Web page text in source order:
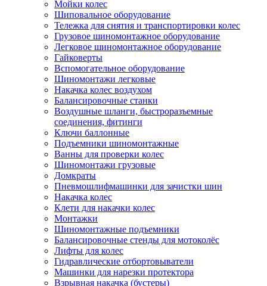
Мойки колес
Шиповальное оборудование
Тележка для снятия и транспортировки колес
Грузовое шиномонтажное оборудование
Легковое шиномонтажное оборудование
Гайковерты
Вспомогательное оборудование
Шиномонтажи легковые
Накачка колес воздухом
Балансировочные станки
Воздушные шланги, быстроразъемные
соединения, фитинги
Ключи баллонные
Подъемники шиномонтажные
Ванны для проверки колес
Шиномонтажи грузовые
Домкраты
Пневмошлифмашинки для зачистки шин
Накачка колес
Клети для накачки колес
Монтажки
Шиномонтажные подъемники
Балансировочные стенды для мотоколёс
Лифты для колес
Гидравлические отбортовыватели
Машинки для нарезки протектора
Взрывная накачка (бустеры)